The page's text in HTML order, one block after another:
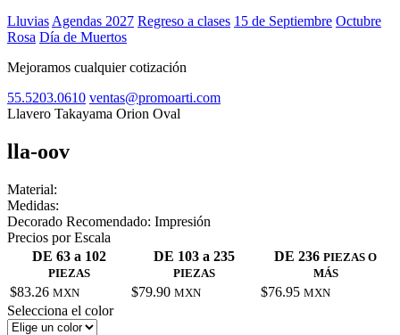
Lluvias Agendas 2027 Regreso a clases 15 de Septiembre Octubre
Rosa Día de Muertos
Mejoramos cualquier cotización
55.5203.0610 ventas@promoarti.com
Llavero Takayama Orion Oval
lla-oov
Material:
Medidas:
Decorado Recomendado: Impresión
Precios por Escala
DE 63 a 102
PIEZAS
DE 103 a 235
PIEZAS
DE 236 PIEZAS O
MÁS
$83.26 MXN $79.90 MXN $76.95 MXN
Selecciona el color